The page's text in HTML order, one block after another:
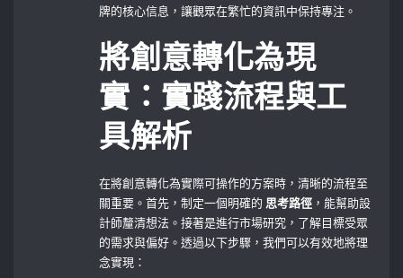
牌的核心信息，讓觀眾在繁忙的資訊中保持專注。
將創意轉化為現
實：實踐流程與工
具解析
在將創意轉化為實際可操作的方案時，清晰的流程至
關重要。首先，制定一個明確的 思考路徑 ，能幫助設
計師釐清想法。接著是進行市場研究，了解目標受眾
的需求與偏好。透過以下步驟，我們可以有效地將理
念實現：